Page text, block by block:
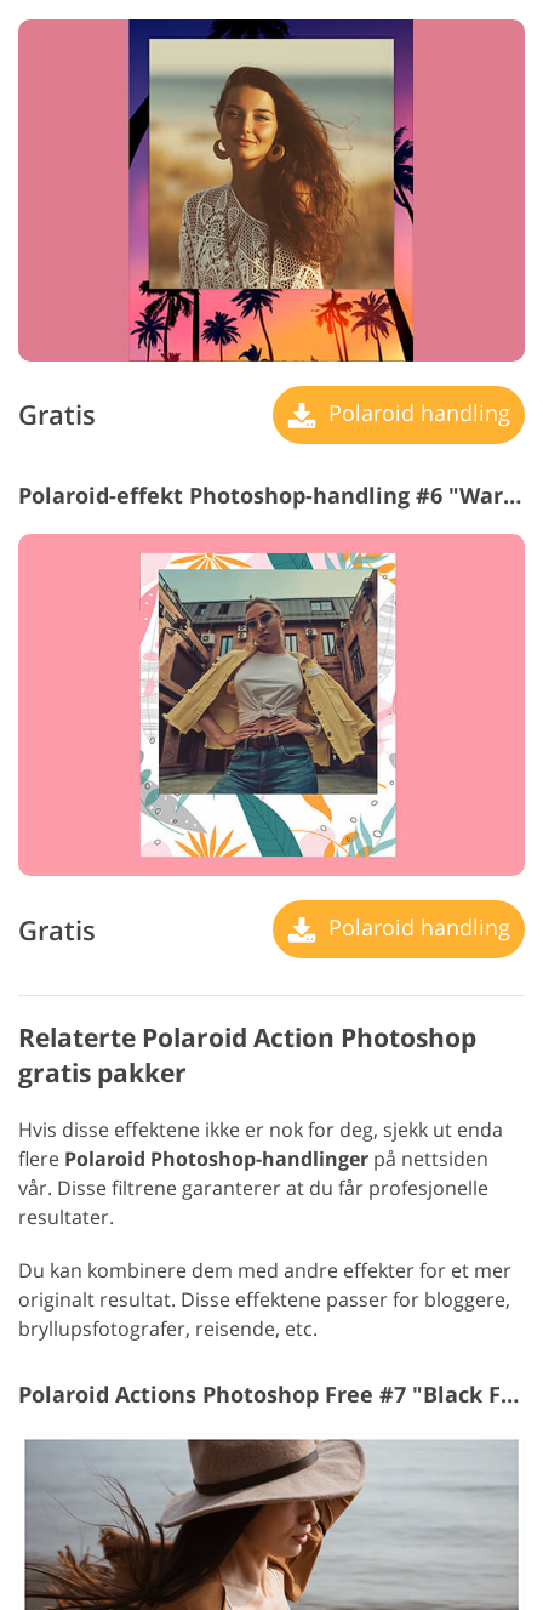
Gratis Polaroid handling
Polaroid-effekt Photoshop-handling #6 "Warmer"
Gratis Polaroid handling
Relaterte Polaroid Action Photoshop
gratis pakker
Hvis disse effektene ikke er nok for deg, sjekk ut enda
flere Polaroid Photoshop-handlinger på nettsiden
vår. Disse filtrene garanterer at du får profesjonelle
resultater.
Du kan kombinere dem med andre effekter for et mer
originalt resultat. Disse effektene passer for bloggere,
bryllupsfotografer, reisende, etc.
Polaroid Actions Photoshop Free #7 "Black Frame"